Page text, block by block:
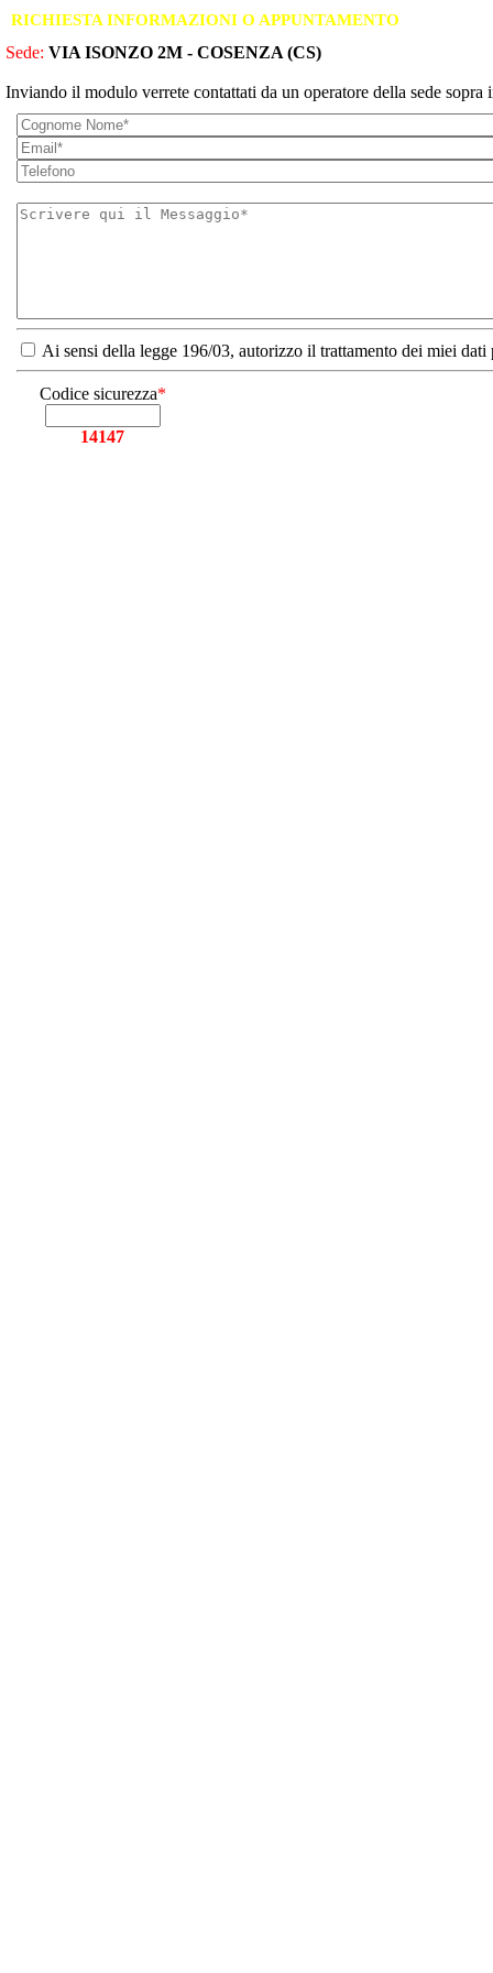
RICHIESTA INFORMAZIONI O APPUNTAMENTO
Sede: VIA ISONZO 2M - COSENZA (CS)
Inviando il modulo verrete contattati da un operatore della sede sopra
Ai sensi della legge 196/03, autorizzo il trattamento dei miei
Codice sicurezza*
14147